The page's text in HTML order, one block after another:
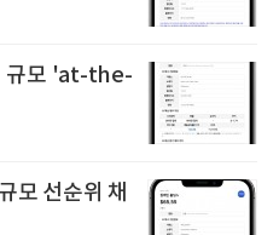
규모 'at-the-
모 선순위 채